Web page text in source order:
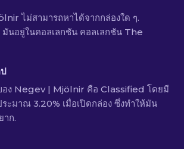
ไม่สามารถหาได้จากกล่องใด ๆ.
มันอยู่ในคอลเลกชัน คอลเลกชัน The
อง Negev | Mjölnir คือ Classified โดยมี
ะมาณ 3.20% เมื่อเปิดกล่อง ซึ่งทำให้มัน
าก.